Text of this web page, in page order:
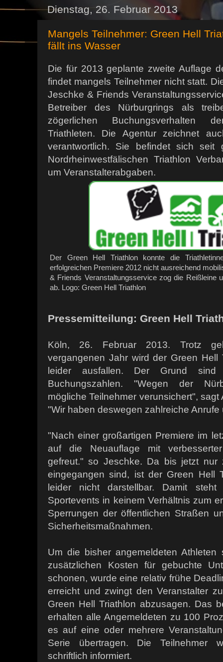
Dienstag, 26. Februar 2013
Mangels Teilnehmer: Green Hell
fällt ins Wasser
Die für 2013 geplante zweite Auflage
findet mangels Teilnehmer nicht statt.
Jeschke & Friends
Betreiber des Nürburgrings als
zögerlichen Buchungsverhalten
Triathleten. Die Agentur zeichnet
verantwortlich. Sie befindet sich seit
Nordrheinwestfälischen Triathlon
um Veranstalterabgaben.
Der Green Hell Triathlon konnte die
erfolgreichen Premiere 2012 nicht ausreichend
& Friends Veranstaltungsservice zog die Reißleine
ab. Logo: Green Hell Triathlon
Pressemitteilung: Green Hell
Köln, 26. Februar 2013. Trotz
vergangenen Jahr wird der Green Hell
leider ausfallen. Der Grund
Buchungszahlen. "Wegen der
mögliche Teilnehmer verunsichert",
"Wir haben deswegen zahlreiche Anrufe
"Nach einer großartigen Premiere im
auf die Neuauflage mit
gefreut." so Jeschke. Da bis jetzt nur
eingegangen sind, ist der Green Hell
leider nicht darstellbar. Damit
Sportevents in keinem Verhältnis zum
Sperrungen der öffentlichen Straßen
Sicherheitsmaßnahmen.
Um die bisher angemeldeten
zusätzlichen Kosten für gebuchte
schonen, wurde eine relativ frühe
erreicht und zwingt den Veranstalter
Green Hell Triathlon abzusagen. Das
erhalten alle Angemeldeten zu 100
es auf eine oder mehrere
Serie übertragen. Die Teilnehmer
schriftlich informiert.